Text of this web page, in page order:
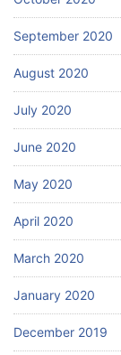
September 2020
August 2020
July 2020
June 2020
May 2020
April 2020
March 2020
January 2020
December 2019